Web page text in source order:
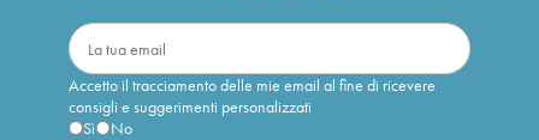
Accetto il tracciamento delle mie email al fine di ricevere
consigli e suggerimenti personalizzati
Sì
No